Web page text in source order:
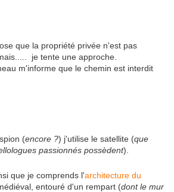
que la propriété privée n'est pas
je tente une approche.
m'informe que le chemin est interdit
(encore ?) j'utilise le satellite (que
passionnés possèdent).
que je comprends l'architecture du
entouré d'un rempart (dont le mur